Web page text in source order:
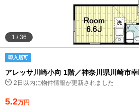
通勤通学
物件特集
不動産会
1 /36
即入居可
アレッサ川崎小向 1階／神奈川県川崎市
2日以内に物件情報が更新されました
5.2万円